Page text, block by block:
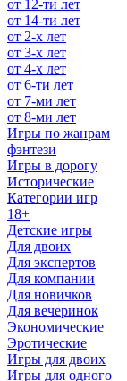
от 12-ти лет
от 14-ти лет
от 2-х лет
от 3-х лет
от 4-х лет
от 6-ти лет
от 7-ми лет
от 8-ми лет
Игры по жанрам
фэнтези
Игры в дорогу
Исторические
Категории игр
18+
Детские игры
Для двоих
Для экспертов
Для компании
Для новичков
Для вечеринок
Экономические
Эротические
Игры для двоих
Игры для одного